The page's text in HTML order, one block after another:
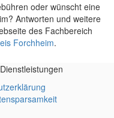
oder wünscht eine
Antworten und weitere
des Fachbereich
Forchheim.